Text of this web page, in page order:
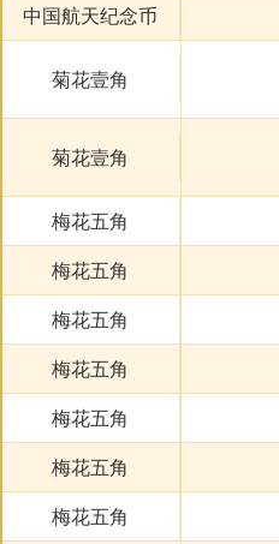
中国航天纪念币
菊花壹角
菊花壹角
梅花五角
梅花五角
梅花五角
梅花五角
梅花五角
梅花五角
梅花五角